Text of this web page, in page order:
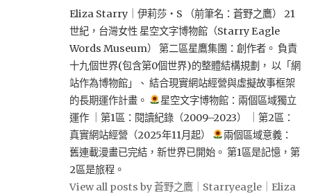
Eliza Starry｜伊莉莎・S （前筆名：蒼野之鷹） 21
世紀，台灣女性 星空文字博物館（Starry Eagle
Words Museum） 第二區星鷹集團：創作者。 負責
十九個世界(包含第0個世界)的整體結構規劃， 以「網
站作為博物館」、 結合現實網站經營與虛擬故事框架
的長期運作計畫。
星空文字博物館：兩個區域獨立
運作 ｜第1區：閱讀紀錄（2009–2023） ｜第2區：
真實網站經營（2025年11月起）
兩個區域意義：
舊連載漫畫已完結，新世界已開始。 第1區是記憶，第
2區是旅程。
View all posts by 蒼野之鷹｜Starryeagle｜Eliza